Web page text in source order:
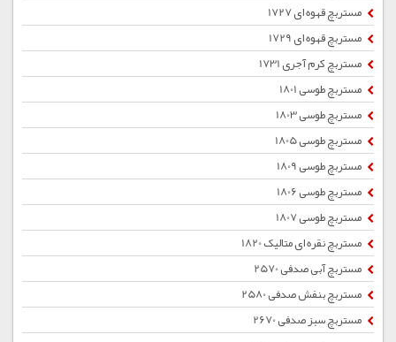
مستربچ قهوه ای 1727
مستربچ قهوه ای 1729
مستربچ کرم آجری 1731
مستربچ طوسی 1801
مستربچ طوسی 1803
مستربچ طوسی 1805
مستربچ طوسی 1809
مستربچ طوسی 1806
مستربچ طوسی 1807
مستربچ نقره ای متالیک 1820
مستربچ آبی صدفی 2570
مستربچ بنفش صدفی 2580
مستربچ سبز صدفی 2670